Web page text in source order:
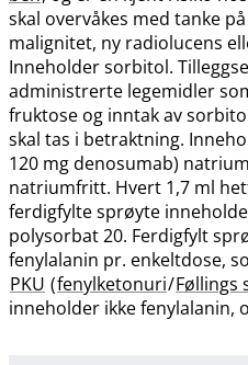
skal overvåkes med tanke
malignitet, ny radiolucens
Inneholder sorbitol.
administrerte legemidler
fruktose og inntak av
skal tas i betraktning.
120 mg denosumab)
natriumfritt. Hvert 1,7 ml
ferdigfylte sprøyte
polysorbat 20. Ferdigfylt
fenylalanin pr. enkeltdose,
PKU (fenylketonuri/Føllings
inneholder ikke fenylalanin,